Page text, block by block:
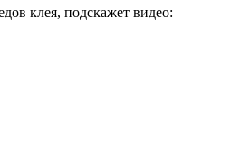
клея, подскажет видео: